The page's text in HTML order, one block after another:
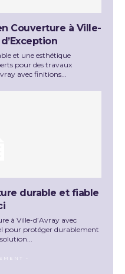
Couverture à Ville-
et une esthétique
pour des travaux
avec finitions...
durable et fiable
à Ville-d’Avray avec
pour protéger durablement
-